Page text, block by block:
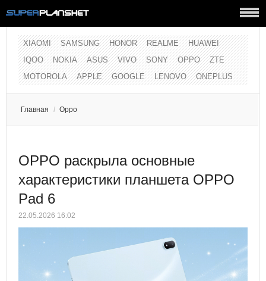
XIAOMI SAMSUNG HONOR REALME
HUAWEI
IQOO
NOKIA ASUS VIVO SONY OPPO
ZTE
MOTOROLA
APPLE GOOGLE LENOVO ONEPLUS
Главная / Oppo
OPPO раскрыла основные
характеристики планшета OPPO
Pad 6
22.05.2026 16:02